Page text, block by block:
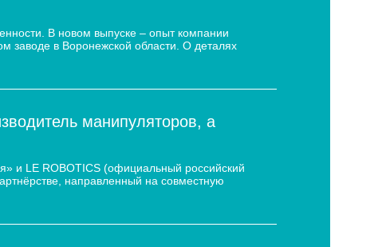
В новом выпуске – опыт компании
заводе в Воронежской области. О деталях
манипуляторов, а
и LE ROBOTICS (официальный российский
направленный на совместную